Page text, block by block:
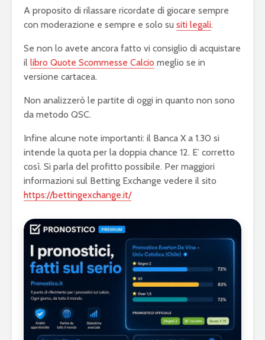
A proposito di rilassare ricordate di giocare sempre
con moderazione e sempre e solo su siti legali.
Se non lo avete ancora fatto vi consiglio di acquistare
il libro Quote Scommesse Calcio meglio se in
versione cartacea.
Non analizzerò le partite di oggi in quanto non sono
da metodo QSC.
Infine alcune note importanti: il Banca X a 1.30 si
intende la quota per la doppia chance 12. E’ corretto
così. Si parla del profitto possibile. Per maggiori
informazioni sul Betting Exchange vedere il sito
https://bettingexchange.it/